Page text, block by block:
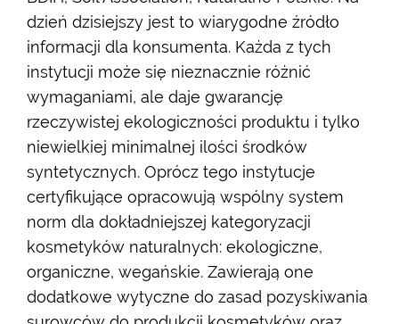
dzień dzisiejszy jest to wiarygodne źródło
informacji dla konsumenta. Każda z tych
instytucji może się nieznacznie różnić
wymaganiami, ale daje gwarancję
rzeczywistej ekologiczności produktu i tylko
niewielkiej minimalnej ilości środków
syntetycznych. Oprócz tego instytucje
certyfikujące opracowują wspólny system
norm dla dokładniejszej kategoryzacji
kosmetyków naturalnych: ekologiczne,
organiczne, wegańskie. Zawierają one
dodatkowe wytyczne do zasad pozyskiwania